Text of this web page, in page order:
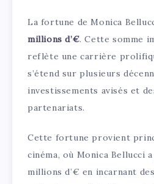
La fortune de Monica
millions d’€. Cette somme
reflète une carrière
s’étend sur plusieurs
investissements avisés et
partenariats.
Cette fortune provient
cinéma, où Monica Bellucci
millions d’€ en incarnant